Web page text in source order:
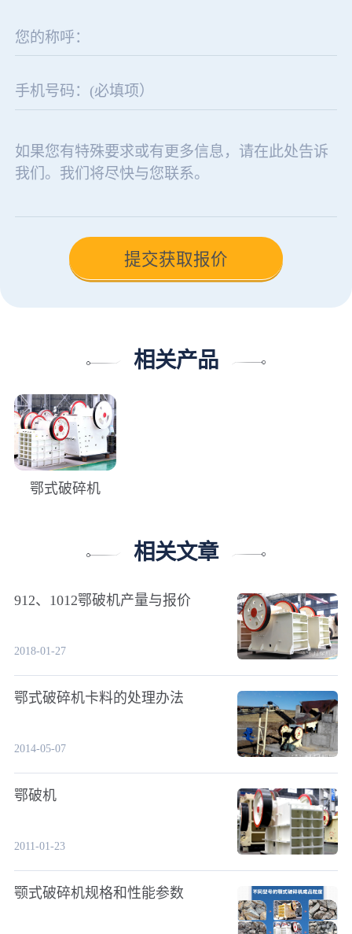
相关产品
鄂式破碎机
相关文章
912、1012鄂破机产量与报价
2018-01-27
鄂式破碎机卡料的处理办法
2014-05-07
鄂破机
2011-01-23
颚式破碎机规格和性能参数